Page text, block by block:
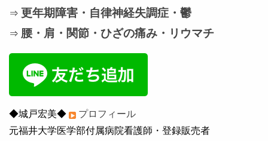
⇒ 更年期障害・自律神経失調症・鬱
⇒ 腰・肩・関節・ひざの痛み・リウマチ
◆城戸宏美◆
プロフィール
元福井大学医学部付属病院看護師・登録販売者